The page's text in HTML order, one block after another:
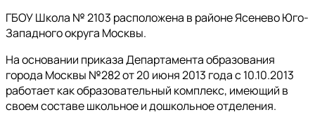
ГБОУ Школа № 2103 расположена в районе Ясенево Юго-
Западного округа Москвы.
На основании приказа Департамента образования
города Москвы №282 от 20 июня 2013 года с 10.10.2013
работает как образовательный комплекс, имеющий в
своем составе школьное и дошкольное отделения.